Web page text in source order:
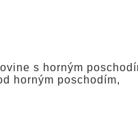
s horným
horným poschodím,